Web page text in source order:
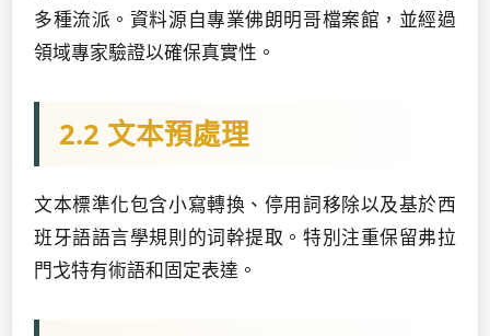
多種流派。資料源自專業佛朗明哥檔案館，並經過
領域專家驗證以確保真實性。
2.2 文本預處理
文本標準化包含小寫轉換、停用詞移除以及基於西
班牙語語言學規則的词幹提取。特別注重保留弗拉
門戈特有術語和固定表達。